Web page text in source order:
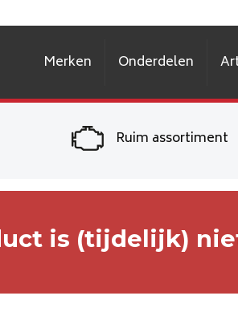
Merken Onderdelen
Ruim assortiment
is (tijdelijk)